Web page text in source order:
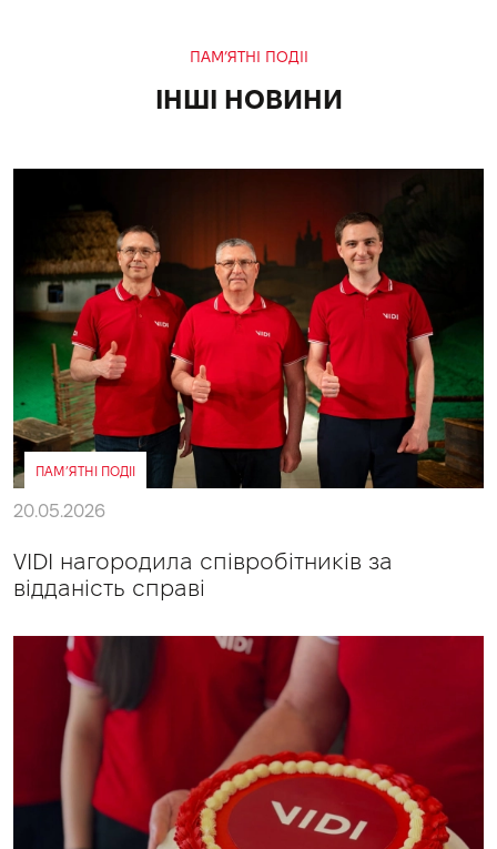
ПАМ’ЯТНІ ПОДІІ
ІНШІ НОВИНИ
ПАМ’ЯТНІ ПОДІІ
20.05.2026
VIDI нагородила співробітників за
відданість справі